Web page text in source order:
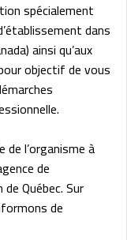
spécialement
dans
ainsi qu’aux
objectif de vous
l’organisme à
de
Québec. Sur
de